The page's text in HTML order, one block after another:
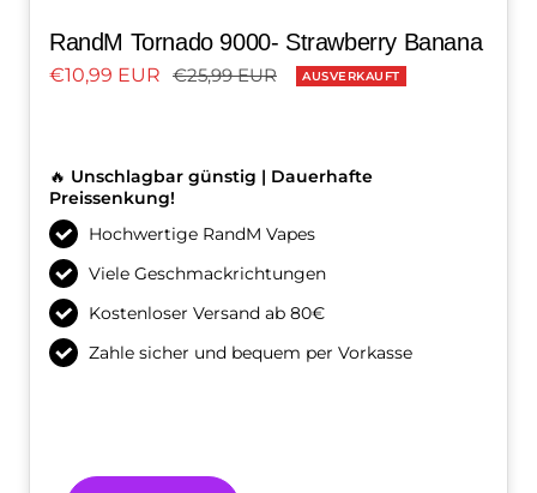
RandM Tornado 9000- Strawberry Banana
Angebotspreis
€10,99 EUR Regulärer
€25,99 EUR AUSVERKAUFT
🔥 Unschlagbar günstig | Dauerhafte
Preissenkung!
Hochwertige RandM Vapes
Viele Geschmackrichtungen
Kostenloser Versand ab 80€
Zahle sicher und bequem per Vorkasse